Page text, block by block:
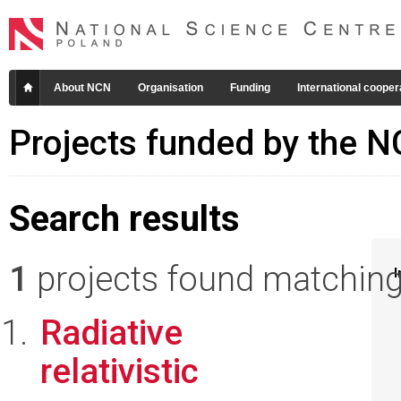
About NCN Organisation Funding International
Projects funded by the
Search results
1 projects found
Radiative
relativistic